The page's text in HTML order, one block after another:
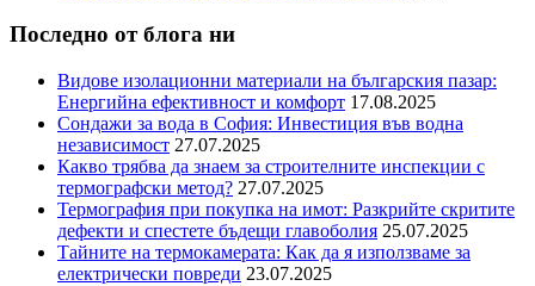
Последно от блога ни
Видове изолационни материали на българския пазар:
Eнергийна ефективност и комфорт 17.08.2025
Сондажи за вода в София: Инвестиция във водна
независимост 27.07.2025
Какво трябва да знаем за строителните инспекции с
термографски метод? 27.07.2025
Термография при покупка на имот: Разкрийте скритите
дефекти и спестете бъдещи главоболия 25.07.2025
Тайните на термокамерата: Как да я използваме за
електрически повреди 23.07.2025